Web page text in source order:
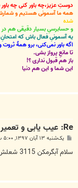
دوستِ عزیز،چه باور کنی چه
همه ما آسمونی هستیم و
شده
و حسابرسیِ بسیار دقیقی هم
یه آسمونیِ فعال باش که
اگه باور نمی‌کنی، برو همۀ
تا مانعِ پرواز بشی.
باز هم قبول نداری ؟!
این شما و این هم دنیا
Re: عیب یابی و تعمیر و نگهداری آبگرمکن و پکیج در این تاپیک
پ
ت
یک‌شنبه ۱۳ آبان ۱۳۹۷, ۵:۰۰ ب.ظ
سلام آبگرمکن 3115 شعلش همیشه روشنه باید چکارش کرد